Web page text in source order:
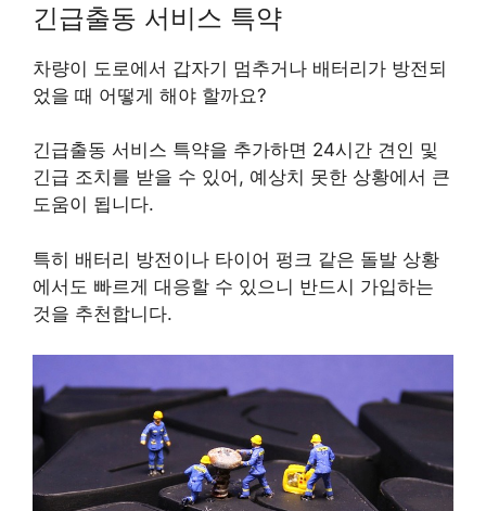
긴급출동 서비스 특약
차량이 도로에서 갑자기 멈추거나 배터리가 방전되
었을 때 어떻게 해야 할까요?
긴급출동 서비스 특약을 추가하면 24시간 견인 및
긴급 조치를 받을 수 있어, 예상치 못한 상황에서 큰
도움이 됩니다.
특히 배터리 방전이나 타이어 펑크 같은 돌발 상황
에서도 빠르게 대응할 수 있으니 반드시 가입하는
것을 추천합니다.